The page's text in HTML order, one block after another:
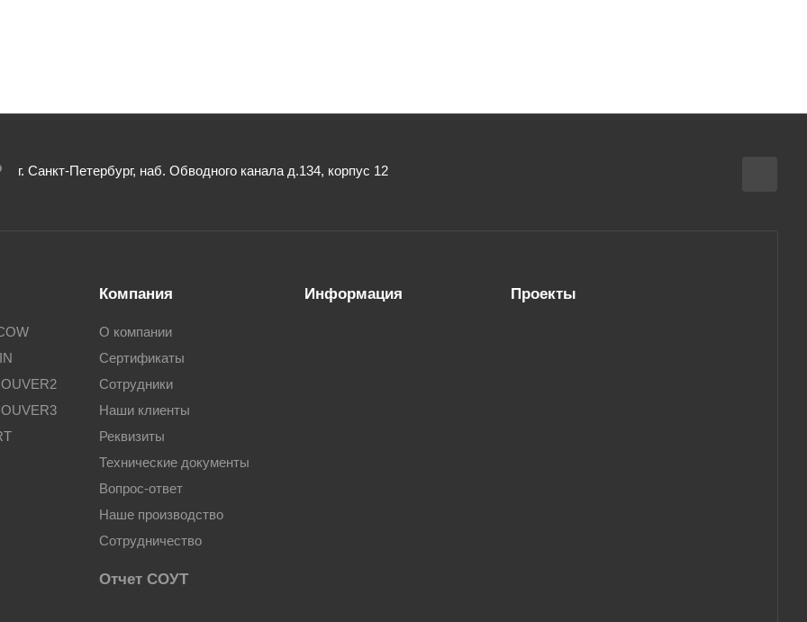
г. Санкт-Петербург, наб. Обводного канала д.134, корпус 12
Компания
О компании
Сертификаты
Сотрудники
Наши клиенты
Реквизиты
Технические документы
Вопрос-ответ
Наше производство
Сотрудничество
Отчет СОУТ
Информация Проекты